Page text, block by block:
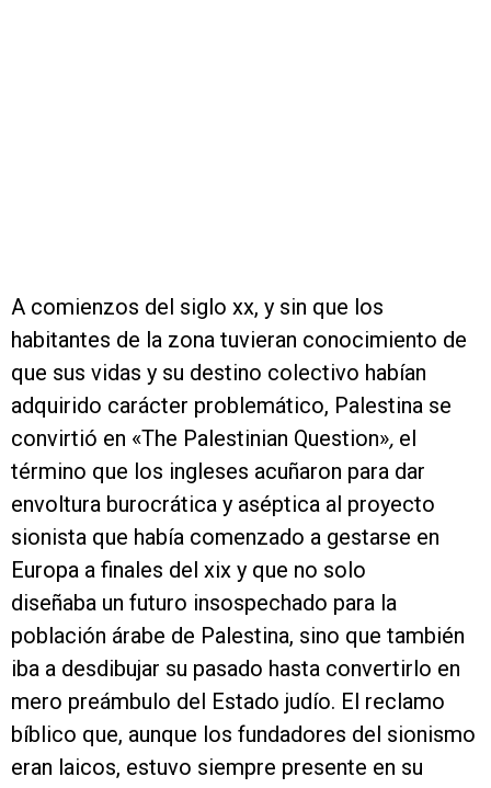
A comienzos del siglo xx, y sin que los
habitantes de la zona tuvieran conocimiento de
que sus vidas y su destino colectivo habían
adquirido carácter problemático, Palestina se
convirtió en «The Palestinian Question», el
término que los ingleses acuñaron para dar
envoltura burocrática y aséptica al proyecto
sionista que había comenzado a gestarse en
Europa a finales del xix y que no solo
diseñaba un futuro insospechado para la
población árabe de Palestina, sino que también
iba a desdibujar su pasado hasta convertirlo en
mero preámbulo del Estado judío. El reclamo
bíblico que, aunque los fundadores del sionismo
eran laicos, estuvo siempre presente en su